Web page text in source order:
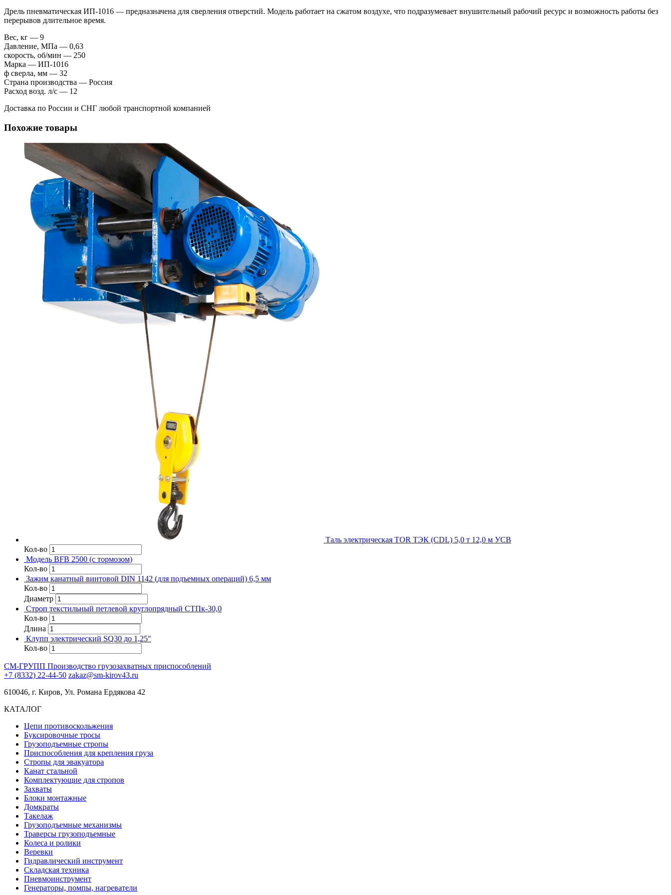
Дрель пневматическая ИП-1016 — предназначена для сверления отверстий. Модель работает на сжатом воздухе, что подразумевает внушительный рабочий ресурс и возможность работы без
перерывов длительное время.
Вес, кг — 9
Давление, МПа — 0,63
скорость, об/мин — 250
Марка — ИП-1016
ф сверла, мм — 32
Страна производства — Россия
Расход возд. л/с — 12
Доставка по России и СНГ любой транспортной компанией
Похожие товары
Таль электрическая TOR ТЭК (CDL) 5,0 т 12,0 м УСВ
Кол-во
Модель BFB 2500 (с тормозом)
Кол-во
Зажим канатный винтовой DIN 1142 (для подъемных операций) 6,5 мм
Кол-во
Диаметр
Строп текстильный петлевой круглопрядный СТПк-30,0
Кол-во
Длина
Клупп электрический SQ30 до 1,25″
Кол-во
СМ-ГРУПП Производство грузозахватных приспособлений
+7 (8332) 22-44-50 zakaz@sm-kirov43.ru
610046, г. Киров, Ул. Романа Ердякова 42
КАТАЛОГ
Цепи противоскольжения
Буксировочные тросы
Грузоподъемные стропы
Приспособления для крепления груза
Стропы для эвакуатора
Канат стальной
Комплектующие для стропов
Захваты
Блоки монтажные
Домкраты
Такелаж
Грузоподъемные механизмы
Траверсы грузоподъемные
Колеса и ролики
Веревки
Гидравлический инструмент
Складская техника
Пневмоинструмент
Генераторы, помпы, нагреватели